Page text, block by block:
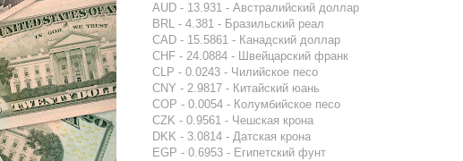
AUD - 13.931 - Австралийский доллар
BRL - 4.381 - Бразильский реал
CAD - 15.5861 - Канадский доллар
CHF - 24.0884 - Швейцарский франк
CLP - 0.0243 - Чилийское песо
CNY - 2.9817 - Китайский юань
COP - 0.0054 - Колумбийское песо
CZK - 0.9561 - Чешская крона
DKK - 3.0814 - Датская крона
EGP - 0.6953 - Египетский фунт